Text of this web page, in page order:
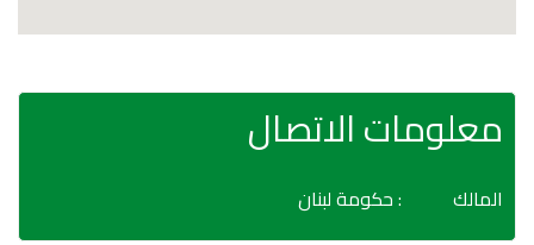
معلومات الاتصال
المالك : حكومة لبنان